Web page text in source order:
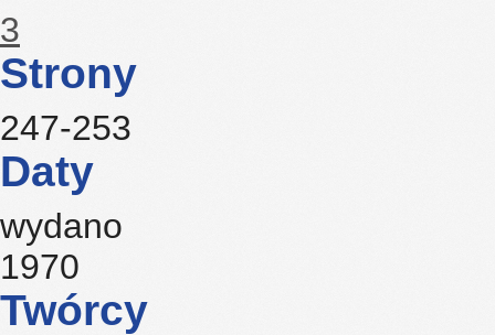
3
Strony
247-253
Daty
wydano
1970
Twórcy